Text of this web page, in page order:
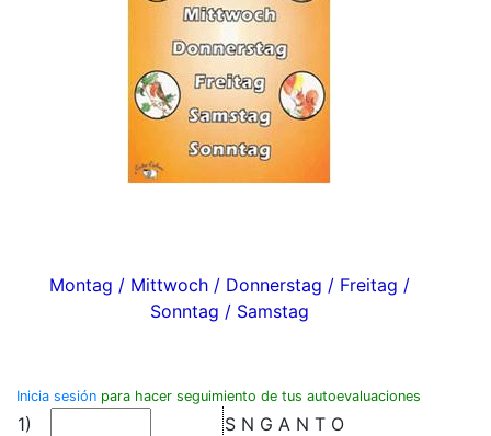
Montag / Mittwoch / Donnerstag / Freitag /
Sonntag / Samstag
Inicia sesión para hacer seguimiento de tus autoevaluaciones
1)
S N G A N T O